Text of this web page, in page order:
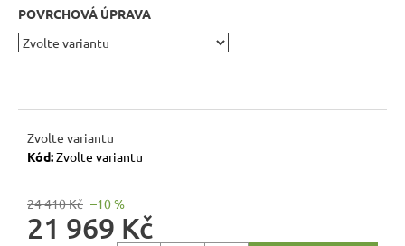
POVRCHOVÁ ÚPRAVA
Zvolte variantu
Kód:Zvolte variantu
24 410 Kč –10 %
21 969 Kč
e
STŮL
HOME
MES1
Kč
Původně: